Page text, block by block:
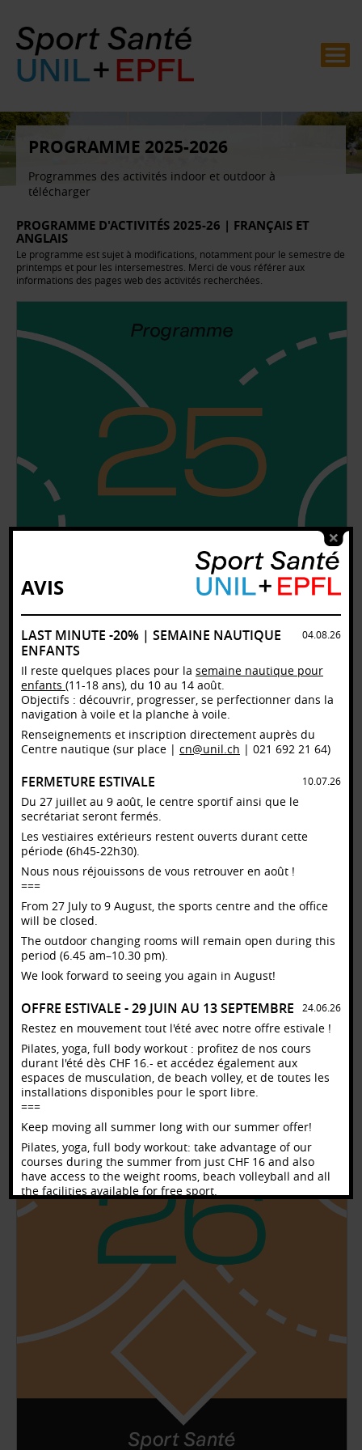
PROGRAMME 2025-2026
Programmes des activités indoor et outdoor à
télécharger
PROGRAMME D'ACTIVITÉS 2025-26 | FRANÇAIS ET
ANGLAIS
Le programme est sujet à modifications, notamment pour le semestre de
printemps et pour les intersemestres. Merci de vous référer aux
informations des pages web des activités recherchées.
AVIS
04.08.26
LAST MINUTE -20% | SEMAINE NAUTIQUE
ENFANTS
Il reste quelques places pour la semaine nautique pour
enfants (11-18 ans), du 10 au 14 août.
Objectifs : découvrir, progresser, se perfectionner dans la
navigation à voile et la planche à voile.
Renseignements et inscription directement auprès du
Centre nautique (sur place | cn@unil.ch | 021 692 21 64)
10.07.26
FERMETURE ESTIVALE
Du 27 juillet au 9 août, le centre sportif ainsi que le
secrétariat seront fermés.
Les vestiaires extérieurs restent ouverts durant cette
période (6h45-22h30).
Nous nous réjouissons de vous retrouver en août !
===
From 27 July to 9 August, the sports centre and the office
will be closed.
The outdoor changing rooms will remain open during this
period (6.45 am–10.30 pm).
We look forward to seeing you again in August!
24.06.26
OFFRE ESTIVALE - 29 JUIN AU 13 SEPTEMBRE
Restez en mouvement tout l'été avec notre offre estivale !
Pilates, yoga, full body workout : profitez de nos cours
durant l'été dès CHF 16.- et accédez également aux
espaces de musculation, de beach volley, et de toutes les
installations disponibles pour le sport libre.
===
Keep moving all summer long with our summer offer!
Pilates, yoga, full body workout: take advantage of our
courses during the summer from just CHF 16 and also
have access to the weight rooms, beach volleyball and all
the facilities available for free sport.
Offre_estivale_2026.pdf